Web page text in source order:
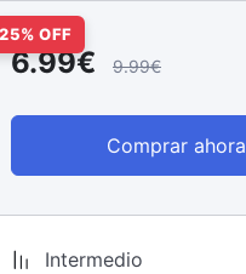
6.99€ 9.99€
Comprar ahora
Intermedio